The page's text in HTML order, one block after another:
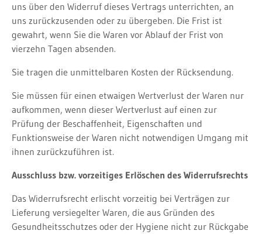
uns über den Widerruf dieses Vertrags unterrichten, an
uns zurückzusenden oder zu übergeben. Die Frist ist
gewahrt, wenn Sie die Waren vor Ablauf der Frist von
vierzehn Tagen absenden.
Sie tragen die unmittelbaren Kosten der Rücksendung.
Sie müssen für einen etwaigen Wertverlust der Waren nur
aufkommen, wenn dieser Wertverlust auf einen zur
Prüfung der Beschaffenheit, Eigenschaften und
Funktionsweise der Waren nicht notwendigen Umgang mit
ihnen zurückzuführen ist.
Ausschluss bzw. vorzeitiges Erlöschen des Widerrufsrechts
Das Widerrufsrecht erlischt vorzeitig bei Verträgen zur
Lieferung versiegelter Waren, die aus Gründen des
Gesundheitsschutzes oder der Hygiene nicht zur Rückgabe